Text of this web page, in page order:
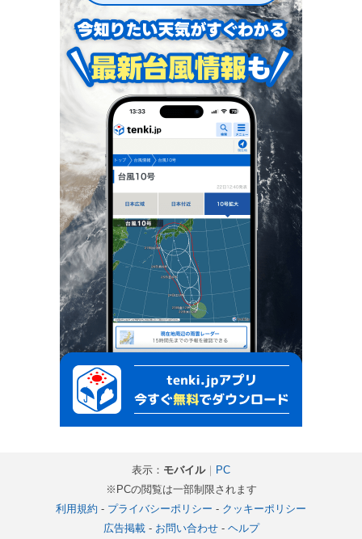
表示： モバイル｜ PC
※PCの閲覧は一部制限されます
利用規約 - プライバシーポリシー - クッキーポリシー
広告掲載- お問い合わせ- ヘルプ